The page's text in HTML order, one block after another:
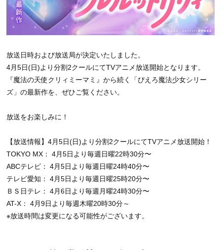
放送日時および放送局が決定いたしました。
4月5日(日)より分割2クールにてTVアニメ放送開始となります。
『魔法の天使クリィミーマミ』から続く「ぴえろ魔法少女シリー
ズ」の最新作を、ぜひご覧ください。
放送をお楽しみに！
【放送情報】4月5日(日)より分割2クールにてTVアニメ放送開始！
TOKYO MX： 4月5日より毎週日曜22時30分〜
ABCテレビ： 4月5日より毎週日曜24時40分〜
テレビ愛知： 4月5日より毎週日曜25時20分〜
ＢＳ日テレ： 4月6日より毎週月曜24時30分〜
AT-X： 4月9日より毎週木曜20時30分～
※放送時間は変更になる可能性がございます。